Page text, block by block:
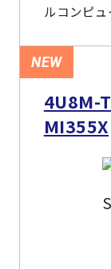
ルコンピュ
NEW
4U8M-
MI355X